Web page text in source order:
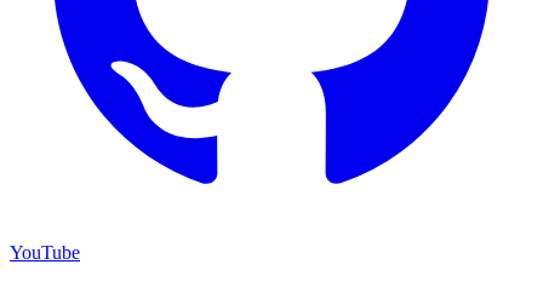
YouTube